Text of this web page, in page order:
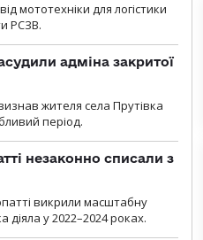
мототехніки для логістики
РСЗВ.
адміна закритої
жителя села Прутівка
період.
незаконно списали з
викрили масштабну
діяла у 2022–2024 роках.